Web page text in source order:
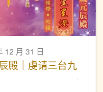
12 月 31 日
殿｜虔请三台九